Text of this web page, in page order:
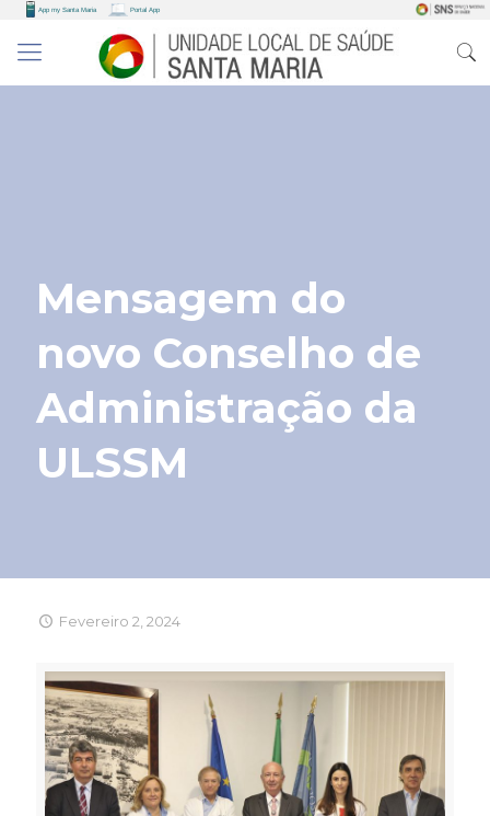
Mensagem do
novo Conselho de
Administração da
ULSSM
Fevereiro 2, 2024